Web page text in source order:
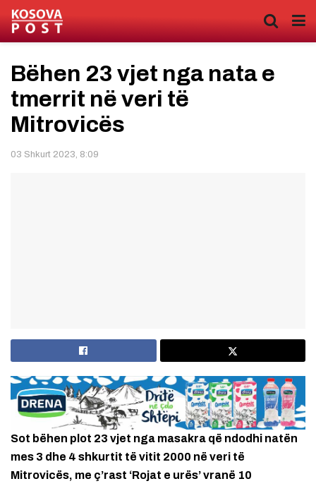
Bëhen ​23 vjet nga nata e
tmerrit në veri të
Mitrovicës
03 Shkurt 2023, 8:09
Sot bëhen plot 23 vjet nga masakra që ndodhi natën
mes 3 dhe 4 shkurtit të vitit 2000 në veri të
Mitrovicës, me ç’rast ‘Rojat e urës’ vranë 10